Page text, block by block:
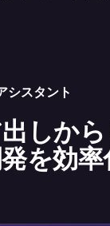
シスタント
しか
を効率